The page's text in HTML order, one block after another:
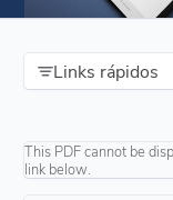
Links rápidos
This PDF cannot be
link below.